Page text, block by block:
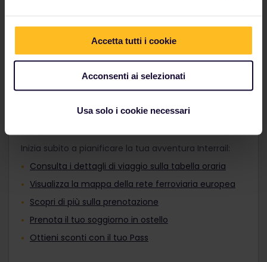
Accetta tutti i cookie
Acconsenti ai selezionati
Usa solo i cookie necessari
I viaggiatori di età compresa tra i 12 e i 27
anni possono viaggiare con un Pass
Giovani.
Scopri i treni europei
Inizia subito a pianificare la tua avventura Interrail:
Consulta i dettagli di viaggio sulla tabella oraria
Visualizza la mappa della rete ferroviaria europea
Scopri di più sulla prenotazione
Prenota il tuo soggiorno in ostello
Ottieni sconti con il tuo Pass